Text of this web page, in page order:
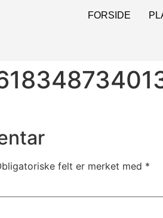
FORSIDE
felt er merket med *